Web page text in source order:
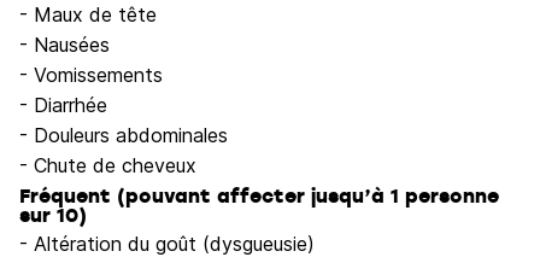
- Maux de tête
- Nausées
- Vomissements
- Diarrhée
- Douleurs abdominales
- Chute de cheveux
Fréquent (pouvant affecter jusqu’à 1 personne
sur 10)
- Altération du goût (dysgueusie)